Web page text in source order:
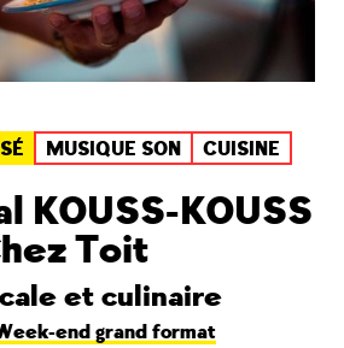
MUSIQUE SON CUISINE
KOUSS-KOUSS
Toit
et culinaire
end grand format